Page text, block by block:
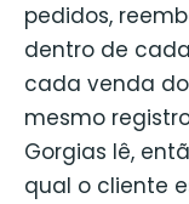
pedidos,
dentro de
cada venda
mesmo
Gorgias lê,
qual o cliente